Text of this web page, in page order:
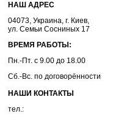
НАШ АДРЕС
04073, Украина, г. Киев,
ул. Семьи Сосниных 17
ВРЕМЯ РАБОТЫ:
Пн.-Пт. с 9.00 до 18.00
Сб.-Вс. по договорённости
НАШИ КОНТАКТЫ
тел.: